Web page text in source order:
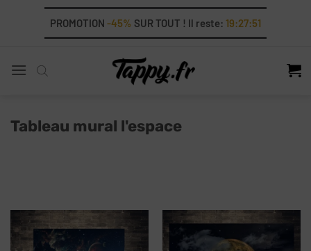
PROMOTION -45%SUR TOUT ! Il reste: 19:27:50
Tableau mural l'espace